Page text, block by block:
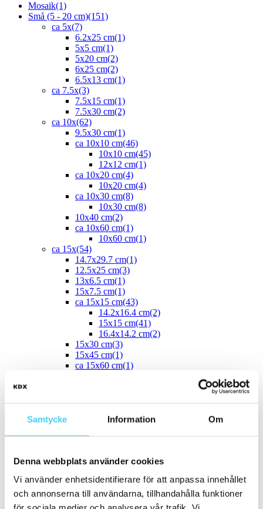
Samtycke Information Om
Denna webbplats använder cookies
Vi använder enhetsidentifierare för att anpassa innehållet
och annonserna till användarna, tillhandahålla funktioner
Mosaik(1)
Små (5 - 20 cm)(151)
ca 5x(7)
6.2x25 cm(1)
5x5 cm(1)
5x20 cm(2)
6x25 cm(2)
6.5x13 cm(1)
ca 7.5x(3)
7.5x15 cm(1)
7.5x30 cm(2)
ca 10x(62)
9.5x30 cm(1)
ca 10x10 cm(46)
10x10 cm(45)
12x12 cm(1)
ca 10x20 cm(4)
10x20 cm(4)
ca 10x30 cm(8)
10x30 cm(8)
10x40 cm(2)
ca 10x60 cm(1)
10x60 cm(1)
ca 15x(54)
14.7x29.7 cm(1)
12.5x25 cm(3)
13x6.5 cm(1)
15x7.5 cm(1)
ca 15x15 cm(43)
14.2x16.4 cm(2)
15x15 cm(41)
16.4x14.2 cm(2)
15x30 cm(3)
15x45 cm(1)
ca 15x60 cm(1)
(2)
20x25 cm(1)
20x40 cm(1)
20x58 cm(1)
20x60 cm(1)
Mellan (25 - 50 cm)